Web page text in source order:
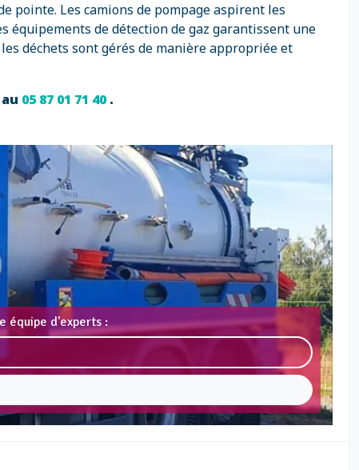
pointe. Les camions de pompage aspirent les
équipements de détection de gaz garantissent une
déchets sont gérés de manière appropriée et
05 87 01 71 40.
équipe d'experts :